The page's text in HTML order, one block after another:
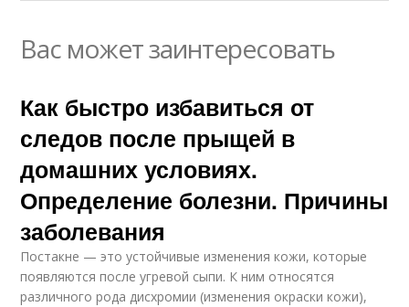
Вас может заинтересовать
Как быстро избавиться от
следов после прыщей в
домашних условиях.
Определение болезни. Причины
заболевания
Постакне — это устойчивые изменения кожи, которые
появляются после угревой сыпи. К ним относятся
различного рода дисхромии (изменения окраски кожи),